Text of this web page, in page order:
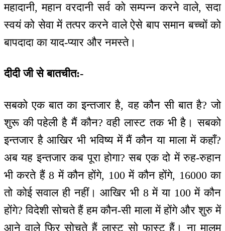
महादानी, महान वरदानी सर्व को सम्पन्न करने वाले, सदा
स्वयं को सेवा में तत्पर करने वाले ऐसे बाप समान बच्चों को
बापदादा का याद-प्यार और नमस्ते।
दीदी जी से बातचीत:-
सबको एक बात का इन्तजार है, वह कौन सी बात है? जो
शुरू की पहेली है मैं कौन? वही लास्ट तक भी है। सबको
इन्तजार है आखिर भी भविष्य में मैं कौन या माला में कहाँ?
अब यह इन्तजार कब पूरा होगा? सब एक दो में रुह-रुहान
भी करते हैं 8 में कौन होंगे, 100 में कौन होंगे, 16000 का
तो कोई सवाल ही नहीं। आखिर भी 8 में या 100 में कौन
होंगे? विदेशी सोचते हैं हम कौन-सी माला में होंगे और शुरु में
आने वाले फिर सोचते हैं लास्ट सो फास्ट हैं। ना मालूम